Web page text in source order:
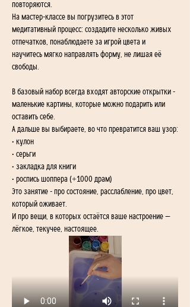
повторяются.
На мастер-классе вы погрузитесь в этот
медитативный процесс: создадите несколько живых
отпечатков, понаблюдаете за игрой цвета и
научитесь мягко направлять форму, не лишая её
свободы.
В базовый набор всегда входят авторские открытки -
маленькие картины, которые можно подарить или
оставить себе.
А дальше вы выбираете, во что превратится ваш узор:
• кулон
• серьги
• закладка для книги
• роспись шоппера (+1000 драм)
Это занятие - про состояние, расслабление, про цвет,
который оживает.
И про вещи, в которых остаётся ваше настроение —
лёгкое, текучее, настоящее.